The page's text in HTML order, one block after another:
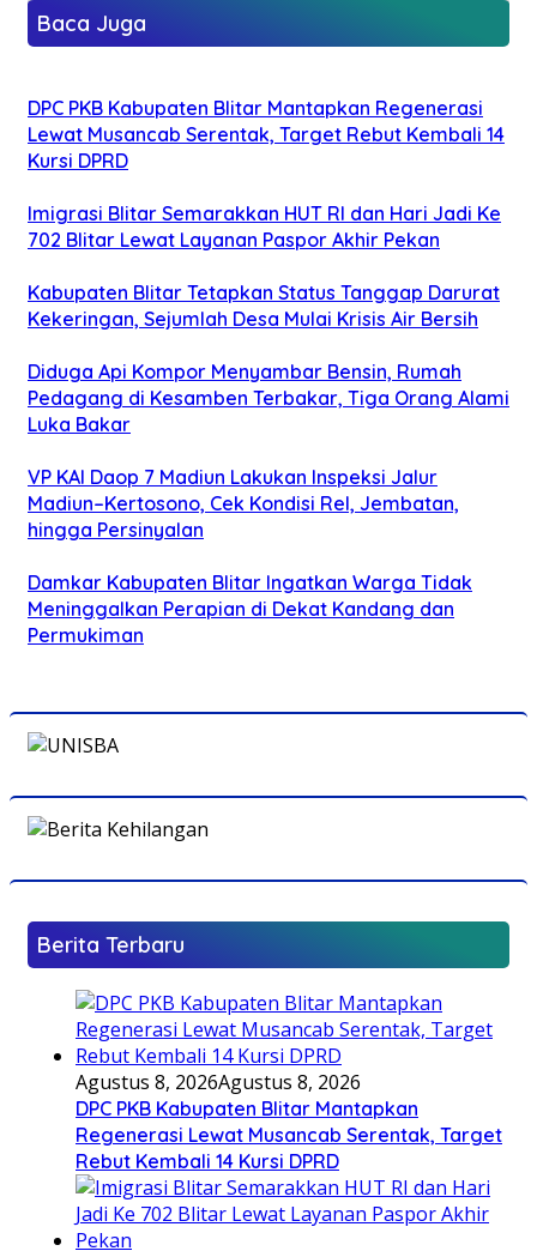
Baca Juga
DPC PKB Kabupaten Blitar Mantapkan Regenerasi
Lewat Musancab Serentak, Target Rebut Kembali 14
Kursi DPRD
Imigrasi Blitar Semarakkan HUT RI dan Hari Jadi Ke
702 Blitar Lewat Layanan Paspor Akhir Pekan
Kabupaten Blitar Tetapkan Status Tanggap Darurat
Kekeringan, Sejumlah Desa Mulai Krisis Air Bersih
Diduga Api Kompor Menyambar Bensin, Rumah
Pedagang di Kesamben Terbakar, Tiga Orang Alami
Luka Bakar
VP KAI Daop 7 Madiun Lakukan Inspeksi Jalur
Madiun–Kertosono, Cek Kondisi Rel, Jembatan,
hingga Persinyalan
Damkar Kabupaten Blitar Ingatkan Warga Tidak
Meninggalkan Perapian di Dekat Kandang dan
Permukiman
Berita Terbaru
Agustus 8, 2026Agustus 8, 2026
DPC PKB Kabupaten Blitar Mantapkan
Regenerasi Lewat Musancab Serentak, Target
Rebut Kembali 14 Kursi DPRD